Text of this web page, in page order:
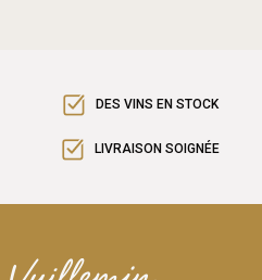
DES VINS EN STOCK
LIVRAISON SOIGNÉE